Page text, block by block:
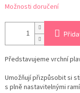
Možnosti doručení
Představujeme vrchní
Umožňují přizpůsobit si
s plně nastavitelnými